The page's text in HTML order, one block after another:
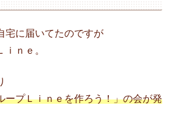
宅に届いてたのですが
ｎｅ。
ープＬｉｎｅを作ろう！」の会が発